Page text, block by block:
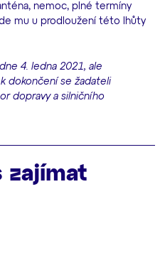
nemoc, plné termíny
mu u prodloužení této lhůty
4. ledna 2021, ale
dokončení se žadateli
dopravy a silničního
zajímat